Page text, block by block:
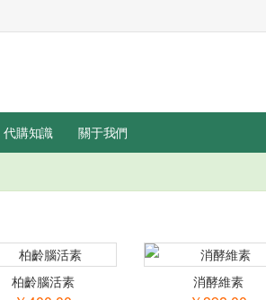
代購知識 關于我們
柏齡腦活素 消酵維素